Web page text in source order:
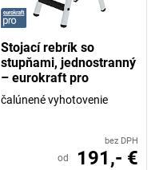
Stojací rebrík so
stupňami, jednostranný
– eurokraft pro
čalúnené vyhotovenie
bez DPH
od 191,- €